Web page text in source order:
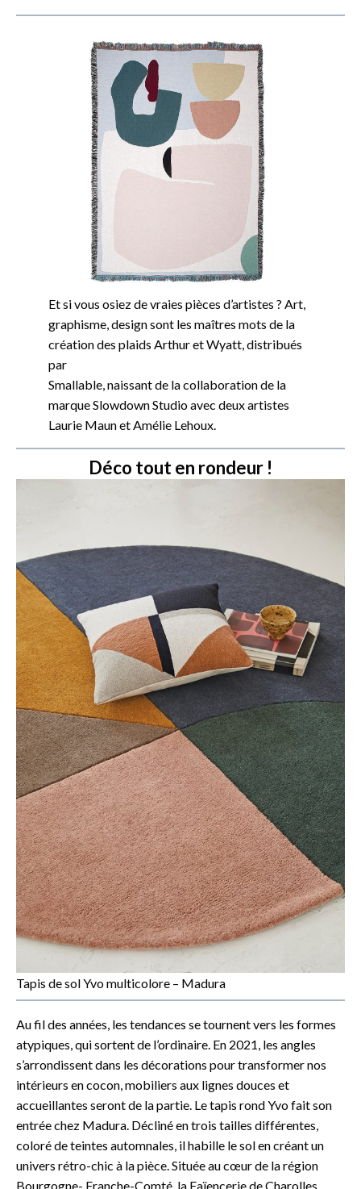
Et si vous osiez de vraies pièces d’artistes ? Art,
graphisme, design sont les maîtres mots de la
création des plaids Arthur et Wyatt, distribués
par
Smallable, naissant de la collaboration de la
marque Slowdown Studio avec deux artistes
Laurie Maun et Amélie Lehoux.
Déco tout en rondeur !
Tapis de sol Yvo multicolore – Madura
Au fil des années, les tendances se tournent vers les formes
atypiques, qui sortent de l’ordinaire. En 2021, les angles
s’arrondissent dans les décorations pour transformer nos
intérieurs en cocon, mobiliers aux lignes douces et
accueillantes seront de la partie. Le tapis rond Yvo fait son
entrée chez Madura. Décliné en trois tailles différentes,
coloré de teintes automnales, il habille le sol en créant un
univers rétro-chic à la pièce. Située au cœur de la région
Bourgogne- Franche-Comté, la Faïencerie de Charolles